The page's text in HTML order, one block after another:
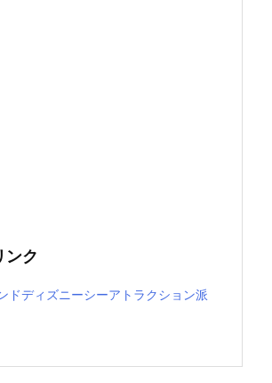
ンク
ドディズニーシーアトラクション派